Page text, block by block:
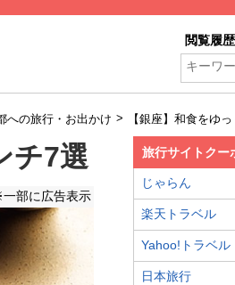
閲覧履歴
への旅行・お出かけ > 【銀座】和食をゆ
チ7選
部に広告表示
旅行サイトクー
じゃらん
楽天トラベル
Yahoo!トラベル
日本旅行